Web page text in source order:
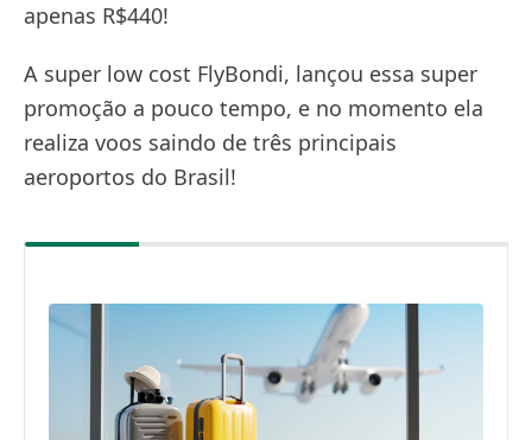
apenas R$440!
A super low cost FlyBondi, lançou essa super
promoção a pouco tempo, e no momento ela
realiza voos saindo de três principais
aeroportos do Brasil!